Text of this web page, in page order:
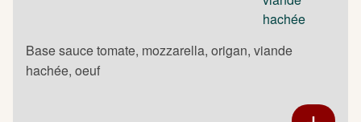
Base sauce tomate, mozzarella, origan, viande
hachée, oeuf